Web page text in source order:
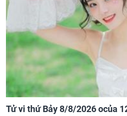
Tử vi thứ Bảy 8/8/2026 ocủa